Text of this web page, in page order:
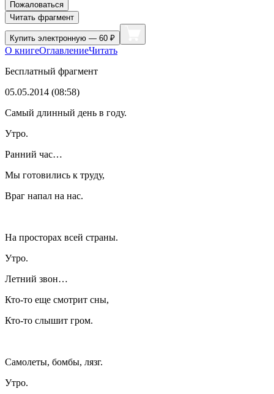
Пожаловаться
Читать фрагмент
Купить электронную — 60 ₽
О книгеОглавлениеЧитать
Бесплатный фрагмент
05.05.2014 (08:58)
Самый длинный день в году.
Утро.
Ранний час…
Мы готовились к труду,
Враг напал на нас.
На просторах всей страны.
Утро.
Летний звон…
Кто-то еще смотрит сны,
Кто-то слышит гром.
Самолеты, бомбы, лязг.
Утро.